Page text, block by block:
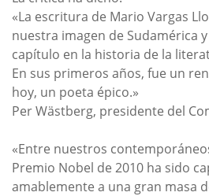
«La escritura de Mario Vargas
nuestra imagen de Sudamérica
capítulo en la historia de la
En sus primeros años, fue un
hoy, un poeta épico.»
Per Wästberg, presidente del
«Entre nuestros
Premio Nobel de 2010 ha sido
amablemente a una gran masa